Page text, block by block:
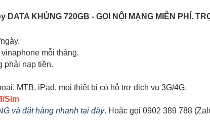
DATA KHỦNG 720GB - GỌI NỘI MẠNG MIỄN PHÍ.
mỗi tháng.
phải nạp tiền.
MTB, iPad, mọi thiết bị có hỗ trợ dịch vụ 3G/4G.
Sim
và đặt hàng nhanh tại đây. Hoặc gọi 0902 389 788